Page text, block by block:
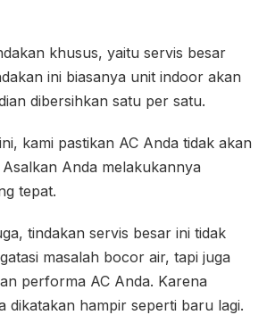
khusus, yaitu servis besar
ini biasanya unit indoor akan
dibersihkan satu per satu.
kami pastikan AC Anda tidak akan
Anda melakukannya
tepat.
tindakan servis besar ini tidak
masalah bocor air, tapi juga
performa AC Anda. Karena
dikatakan hampir seperti baru lagi.